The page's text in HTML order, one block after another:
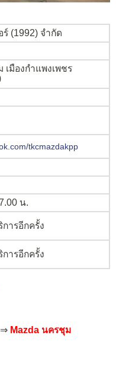
ร์ (1992) จำกัด
มืองกำแพงเพชร
tkcmazdakpp
น.
ารอีกครั้ง
ารอีกครั้ง
⇒ Mazda นครชุม